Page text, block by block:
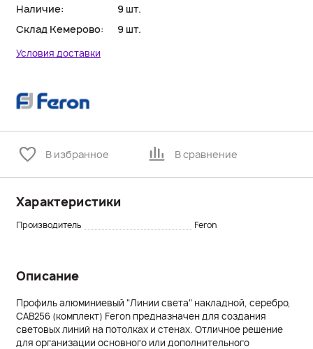
В избранное В сравнение
Наличие:
9 шт.
Склад Кемерово:
9 шт.
Условия доставки
Описание
Профиль алюминиевый "Линии света" накладной, серебро,
CAB256 (комплект) Feron предназначен для создания
световых линий на потолках и стенах. Отличное решение
для организации основного или дополнительного
Характеристики
Производитель Feron